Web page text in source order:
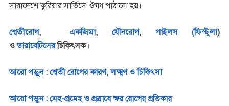
সারাদেশে কুরিয়ার সার্ভিসে ঔষধ পাঠানো হয়।
শ্বেতীরোগ, একজিমা, যৌনরোগ,পাইলস (ফিস্টুলা)
ওডায়াবেটিসেরচিকিৎসক।
আরো পড়ুন : শ্বেতী রোগের কারণ, লক্ষ্মণ ও চিকিৎসা
আরো পড়ুন : মেহ-প্রমেহ ও প্রস্রাবে ক্ষয় রোগের প্রতিকার